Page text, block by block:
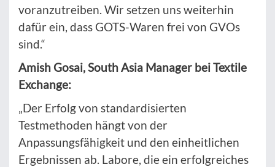
voranzutreiben. Wir setzen uns weiterhin
dafür ein, dass GOTS-Waren frei von GVOs
sind.“
Amish Gosai, South Asia Manager bei Textile
Exchange:
„Der Erfolg von standardisierten
Testmethoden hängt von der
Anpassungsfähigkeit und den einheitlichen
Ergebnissen ab. Labore, die ein erfolgreiches